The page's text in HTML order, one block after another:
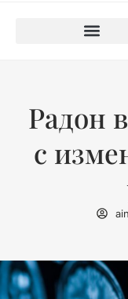
Радон
с